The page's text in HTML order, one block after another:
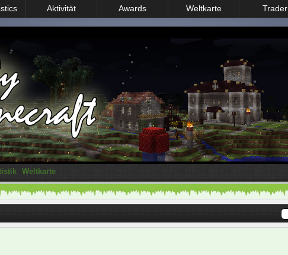
Aktivität Awards Weltkarte Trader
Weltkarte